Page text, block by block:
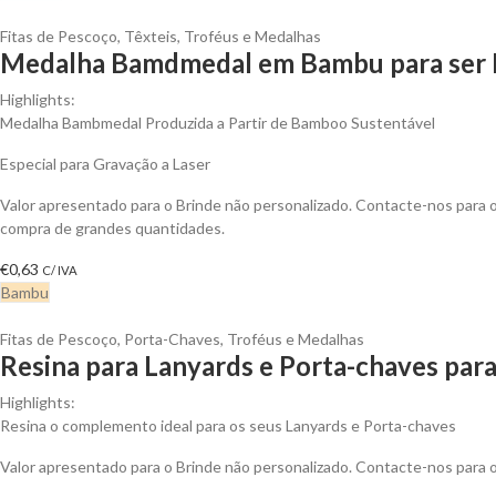
Fitas de Pescoço, Têxteis, Troféus e Medalhas
Medalha Bamdmedal em Bambu para
Highlights:
Medalha Bambmedal Produzida a Partir de Bamboo Sustentável
Especial para Gravação a Laser
Valor apresentado para o Brinde não personalizado. Contacte-nos para
compra de grandes quantidades.
€0,63 C/ IVA
Bambu
Fitas de Pescoço, Porta-Chaves, Troféus e Medalhas
Resina para Lanyards e Porta-chaves
Highlights:
Resina o complemento ideal para os seus Lanyards e Porta-chaves
Valor apresentado para o Brinde não personalizado. Contacte-nos para